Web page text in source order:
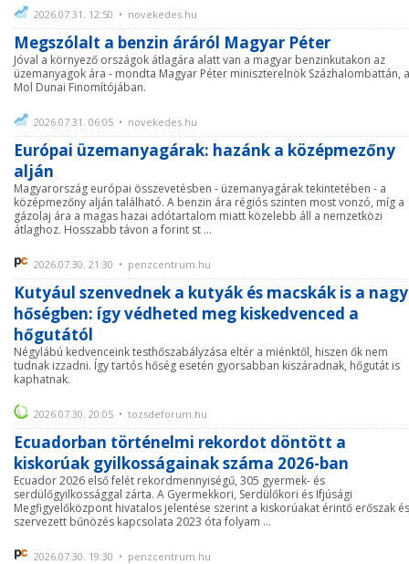
2026.07.31. 12:50 • novekedes.hu
Megszólalt a benzin áráról Magyar Péter
Jóval a környező országok átlagára alatt van a magyar benzinkutakon az
üzemanyagok ára - mondta Magyar Péter miniszterelnök Százhalombattán, a
Mol Dunai Finomítójában.
2026.07.31. 06:05 • novekedes.hu
Európai üzemanyagárak: hazánk a középmezőny
alján
Magyarország európai összevetésben - üzemanyagárak tekintetében - a
középmezőny alján található. A benzin ára régiós szinten most vonzó, míg a
gázolaj ára a magas hazai adótartalom miatt közelebb áll a nemzetközi
átlaghoz. Hosszabb távon a forint st ...
2026.07.30. 21:30 • penzcentrum.hu
Kutyául szenvednek a kutyák és macskák is a nagy
hőségben: így védheted meg kiskedvenced a
hőgutától
Négylábú kedvenceink testhőszabályzása eltér a miénktől, hiszen ők nem
tudnak izzadni. Így tartós hőség esetén gyorsabban kiszáradnak, hőgutát is
kaphatnak.
2026.07.30. 20:05 • tozsdeforum.hu
Ecuadorban történelmi rekordot döntött a
kiskorúak gyilkosságainak száma 2026-ban
Ecuador 2026 első felét rekordmennyiségű, 305 gyermek- és
serdülőgyilkossággal zárta. A Gyermekkori, Serdülőkori és Ifjúsági
Megfigyelőközpont hivatalos jelentése szerint a kiskorúakat érintő erőszak
szervezett bűnözés kapcsolata 2023 óta folyam ...
2026.07.30. 19:30 • penzcentrum.hu